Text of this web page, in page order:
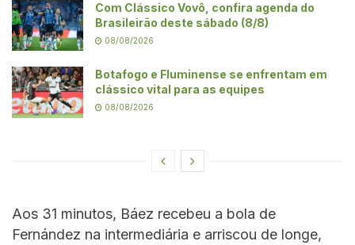
Com Clássico Vovô, confira agenda do
Brasileirão deste sábado (8/8)
08/08/2026
Botafogo e Fluminense se enfrentam em
clássico vital para as equipes
08/08/2026
Aos 31 minutos, Báez recebeu a bola de
Fernández na intermediária e arriscou de longe,